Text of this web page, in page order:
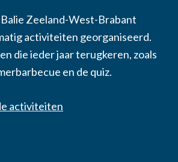
Zeeland-West-Brabant
activiteiten georganiseerd.
die ieder jaar terugkeren, zoals
en de quiz.
activiteiten